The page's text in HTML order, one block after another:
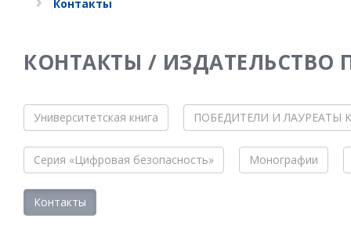
Контакты
КОНТАКТЫ / ИЗДАТЕЛЬСТВО
Университетская книга ПОБЕДИТЕЛИ И ЛАУРЕАТЫ
Серия «Цифровая безопасность» Монографии
Контакты